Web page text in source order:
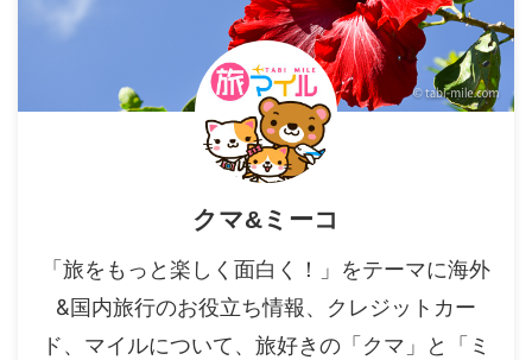
クマ&ミーコ
「旅をもっと楽しく面白く！」をテーマに海外
&国内旅行のお役立ち情報、クレジットカー
ド、マイルについて、旅好きの「クマ」と「ミ